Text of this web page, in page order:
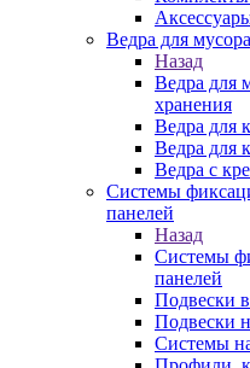
Ведра для
Назад
Ведра для
хранения
Ведра для
Ведра для
Ведра с
Системы
панелей
Назад
Системы
панелей
Подвески
Подвески
Системы